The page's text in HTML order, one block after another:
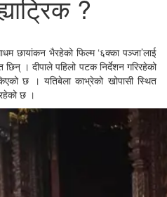
?
छायांकन भैरहेको फिल्म ‘६क्का पञ्जा’लाई
छिन् । दीपाले पहिलो पटक निर्देशन गरिरहेको
छ । यतिबेला काभ्रेको खोपासी स्थित
छ ।